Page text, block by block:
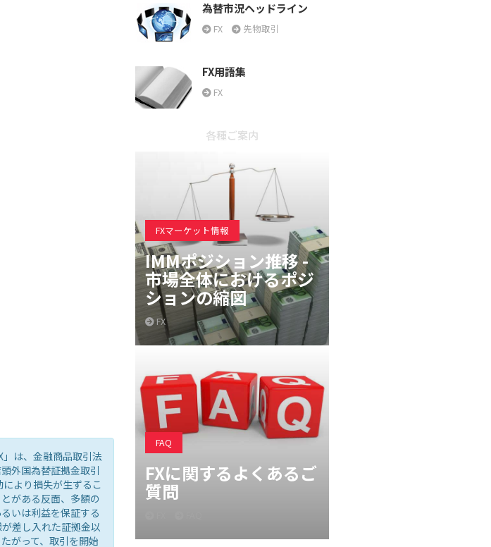
は、金融商品取引法
外国為替証拠金取引
により損失が生ずるこ
がある反面、多額の
いは利益を保証する
差し入れた証拠金以
がって、取引を開始
為替市況ヘッドライン
FX 先物取引
FX用語集
FX
各種ご案内
FXマーケット情報
IMMポジション推移 -
市場全体におけるポジ
ションの縮図
FX
FAQ
FXに関するよくあるご
質問